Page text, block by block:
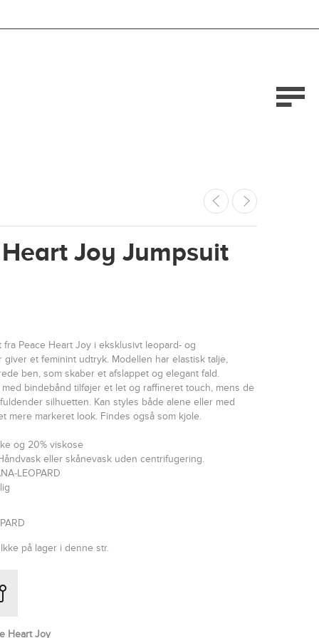
Joy Jumpsuit
fra Peace Heart Joy i eksklusivt leopard- og
giver et feminint udtryk. Modellen har elastisk talje,
ben, som skaber et afslappet og elegant fald.
bindebånd tilføjer et let og raffineret touch, mens de
silhuetten. Kan styles både alene eller med
mere markeret look. Findes også som kjole.
og 20% viskose
eller skånevask uden centrifugering.
LEOPARD
Ikke på lager i denne str.
Heart Joy